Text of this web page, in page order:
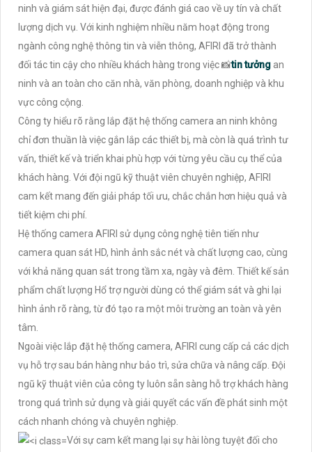
ninh và giám sát hiện đại, được đánh giá cao về uy tín và chất
lượng dịch vụ. Với kinh nghiệm nhiều năm hoạt động trong
ngành công nghệ thông tin và viễn thông, AFIRI đã trở thành
đối tác tin cậy cho nhiều khách hàng trong việc 📸tin tưởng an
ninh và an toàn cho căn nhà, văn phòng, doanh nghiệp và khu
vực công cộng.
Công ty hiểu rõ rằng lắp đặt hệ thống camera an ninh không
chỉ đơn thuần là việc gắn lắp các thiết bị, mà còn là quá trình tư
vấn, thiết kế và triển khai phù hợp với từng yêu cầu cụ thể của
khách hàng. Với đội ngũ kỹ thuật viên chuyên nghiệp, AFIRI
cam kết mang đến giải pháp tối ưu, chắc chắn hơn hiệu quả và
tiết kiệm chi phí.
Hệ thống camera AFIRI sử dụng công nghệ tiên tiến như
camera quan sát HD, hình ảnh sắc nét và chất lượng cao, cùng
với khả năng quan sát trong tầm xa, ngày và đêm. Thiết kế sản
phẩm chất lượng Hổ trợ người dùng có thể giám sát và ghi lại
hình ảnh rõ ràng, từ đó tạo ra một môi trường an toàn và yên
tâm.
Ngoài việc lắp đặt hệ thống camera, AFIRI cung cấp cả các dịch
vụ hỗ trợ sau bán hàng như bảo trì, sửa chữa và nâng cấp. Đội
ngũ kỹ thuật viên của công ty luôn sẵn sàng hỗ trợ khách hàng
trong quá trình sử dụng và giải quyết các vấn đề phát sinh một
cách nhanh chóng và chuyên nghiệp.
Với sự cam kết mang lại sự hài lòng tuyệt đối cho